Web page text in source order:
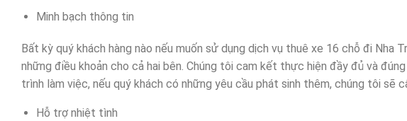
Minh bạch thông tin
Bất kỳ quý khách hàng nào nếu muốn sử dụng dịch vụ thuê xe 16 chỗ đi
những điều khoản cho cả hai bên. Chúng tôi cam kết thực hiện đầy đủ và
trình làm việc, nếu quý khách có những yêu cầu phát sinh thêm, chúng tôi sẽ
Hỗ trợ nhiệt tình